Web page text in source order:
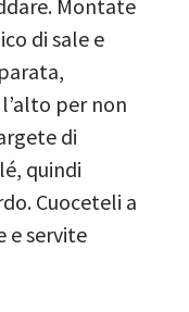
Montate
di sale e
per non
di
quindi
Cuoceteli a
e servite